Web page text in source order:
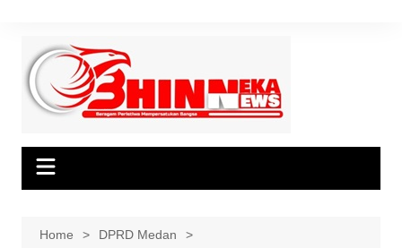
content
Home
DPRD Medan